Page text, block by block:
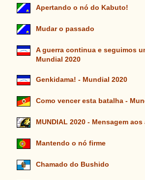
Apertando o nó do Kabuto!
Mudar o passado
A guerra continua e seguimos
Mundial 2020
Genkidama! - Mundial 2020
Como vencer esta batalha -
MUNDIAL 2020 - Mensagem
Mantendo o nó firme
Chamado do Bushido